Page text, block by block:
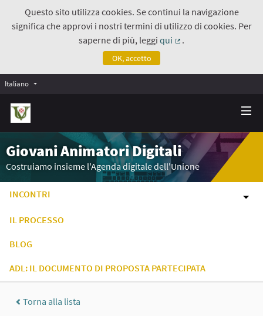
Questo sito utilizza cookies. Se continui la navigazione
significa che approvi i nostri termini di utilizzo di cookies. Per
saperne di più, leggiqui
.
OK, accetto
Italiano
Giovani Animatori Digitali
Costruiamo insieme l'Agenda digitale dell'Unione
INCONTRI
IL PROCESSO
BLOG
ADL: IL DOCUMENTO DI PROPOSTA PARTECIPATA
Torna alla lista